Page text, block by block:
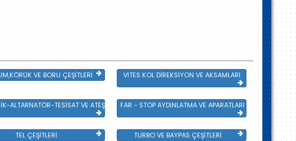
VE BORU ÇEŞİTLERİ VİTES KOL DİREKSİYON VE AKSAMLARI
ALTARNATÖR-TESİSAT VE ATEŞLEME GRBFAR - STOP AYDINLATMA VE APARATLARI
AKSAM
TEL ÇEŞİTLERİ TURBO VE BAYPAS ÇEŞİTLERİ